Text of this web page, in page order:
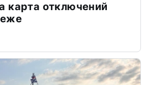
карта отключений